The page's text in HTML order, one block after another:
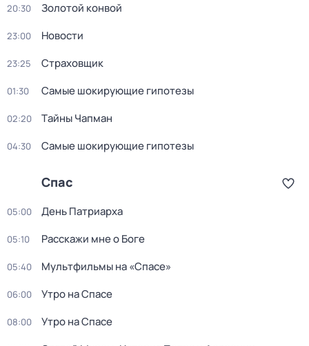
20:30 Золотой конвой
23:00 Новости
23:25 Страховщик
01:30 Самые шoкиpующие гипотезы
02:20 Тaйны Чапман
04:30 Самые шoкиpующие гипотезы
Спас
05:00 День Патриарха
05:10 Расскажи мне о Боге
05:40 Мультфильмы на «Спасе»
06:00 Утро на Спасе
08:00 Утро на Спасе